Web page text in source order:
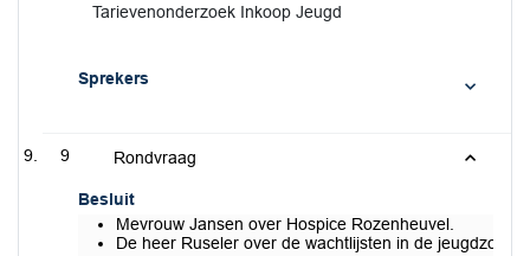
Tarievenonderzoek Inkoop Jeugd
Sprekers
9 Rondvraag
Besluit
Mevrouw Jansen over Hospice Rozenheuvel.
De heer Ruseler over de wachtlijsten in de jeugdzorg